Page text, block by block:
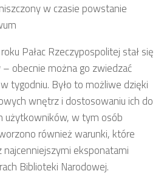
w czasie powstanie
Pałac Rzeczypospolitej stał się
obecnie można go zwiedzać
tygodniu. Było to możliwe dzięki
wnętrz i dostosowaniu ich do
użytkowników, w tym osób
również warunki, które
najcenniejszymi eksponatami
Biblioteki Narodowej.